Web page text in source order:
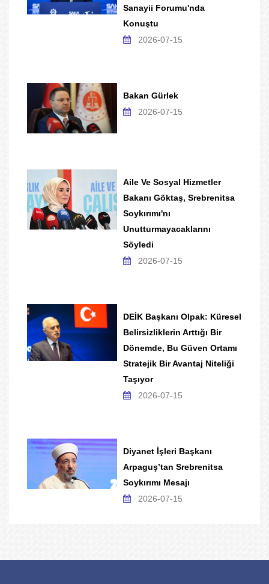
Sanayii Forumu'nda
Konuştu
2026-07-15
Bakan Gürlek
2026-07-15
Aile Ve Sosyal Hizmetler
Bakanı Göktaş, Srebrenitsa
Soykırımı'nı
Unutturmayacaklarını
Söyledi
2026-07-15
DEİK Başkanı Olpak: Küresel
Belirsizliklerin Arttığı Bir
Dönemde, Bu Güven Ortamı
Stratejik Bir Avantaj Niteliği
Taşıyor
2026-07-15
Diyanet İşleri Başkanı
Arpaguş’tan Srebrenitsa
Soykırımı Mesajı
2026-07-15